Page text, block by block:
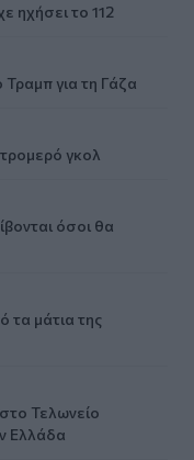
ηχήσει το 112
για τη Γάζα
γκολ
όσοι θα
τα μάτια της
Τελωνείο
Ελλάδα